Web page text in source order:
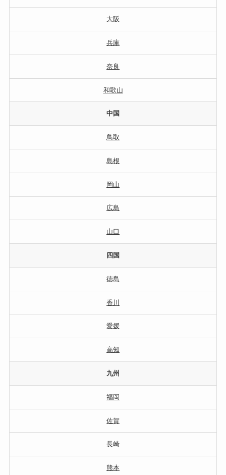
大阪
兵庫
奈良
和歌山
中国
鳥取
島根
岡山
広島
山口
四国
徳島
香川
愛媛
高知
九州
福岡
佐賀
長崎
熊本